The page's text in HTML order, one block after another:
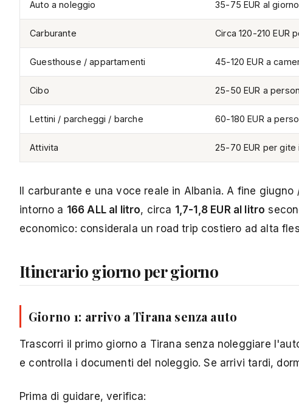
Auto a noleggio 35-75 EUR al
Carburante Circa 120-210 EUR
Guesthouse / appartamenti 45-120 EUR a
Cibo 25-50 EUR a
Lettini / parcheggi / barche 60-180 EUR a
Attivita 25-70 EUR per
Il carburante e una voce reale in Albania. A fine
intorno a 166 ALL al litro, circa 1,7-1,8 EUR al litro
economico: considerala un road trip costiero ad alta
Itinerario giorno per giorno
Giorno 1: arrivo a Tirana senza auto
Trascorri il primo giorno a Tirana senza noleggiare
e controlla i documenti del noleggio. Se arrivi tardi,
Prima di guidare, verifica: